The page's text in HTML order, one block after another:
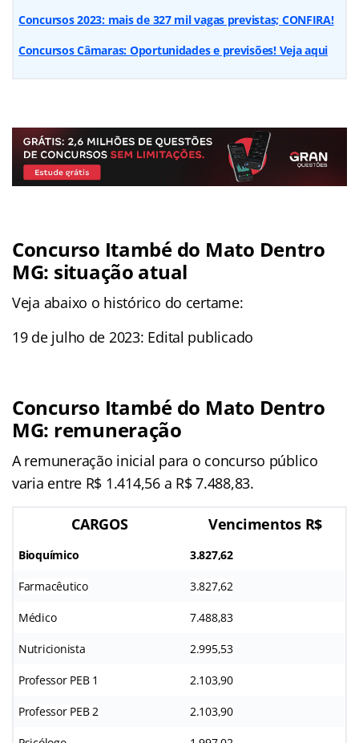
Concursos 2023: mais de 327 mil vagas previstas; CONFIRA!
Concursos Câmaras: Oportunidades e previsões! Veja aqui
Concurso Itambé do Mato Dentro
MG: situação atual
Veja abaixo o histórico do certame:
19 de julho de 2023: Edital publicado
Concurso Itambé do Mato Dentro
MG: remuneração
A remuneração inicial para o concurso público
varia entre R$ 1.414,56 a R$ 7.488,83.
CARGOS Vencimentos R$
Bioquímico 3.827,62
Farmacêutico 3.827,62
Médico 7.488,83
Nutricionista 2.995,53
Professor PEB 1 2.103,90
Professor PEB 2 2.103,90